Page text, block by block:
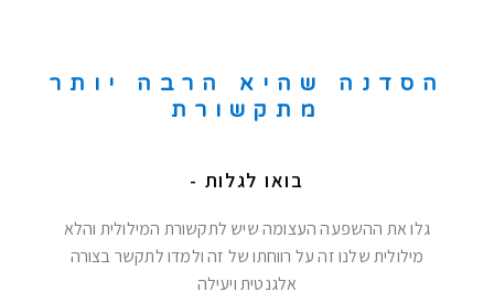
הסדנה שהיא הרבה יותר
מתקשורת
בואו לגלות -
גלו את ההשפעה העצומה שיש לתקשורת המילולית והלא
מילולית שלנו זה על רווחתו של זה ולמדו לתקשר בצורה
אלגנטית ויעילה